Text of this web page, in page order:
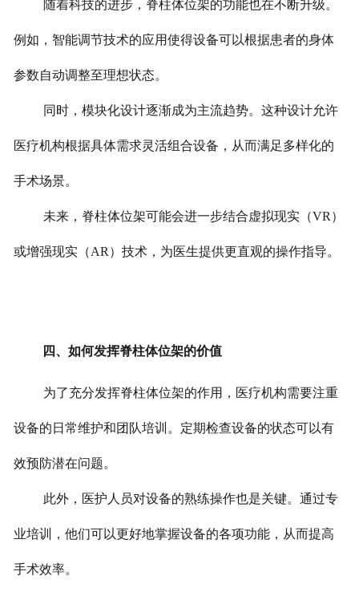
随着科技的进步，脊柱体位架的功能也在不断升级。
例如，智能调节技术的应用使得设备可以根据患者的身体
参数自动调整至理想状态。
同时，模块化设计逐渐成为主流趋势。这种设计允许
医疗机构根据具体需求灵活组合设备，从而满足多样化的
手术场景。
未来，脊柱体位架可能会进一步结合虚拟现实（VR）
或增强现实（AR）技术，为医生提供更直观的操作指导。
四、如何发挥脊柱体位架的价值
为了充分发挥脊柱体位架的作用，医疗机构需要注重
设备的日常维护和团队培训。定期检查设备的状态可以有
效预防潜在问题。
此外，医护人员对设备的熟练操作也是关键。通过专
业培训，他们可以更好地掌握设备的各项功能，从而提高
手术效率。